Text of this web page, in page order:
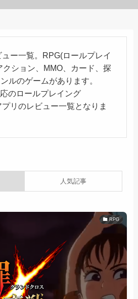
ー一覧。RPG(ロールプレイ
クション、MMO、カード、探
ルのゲームがあります。
のロールプレイング
プリのレビュー一覧となりま
人気記事
RPG